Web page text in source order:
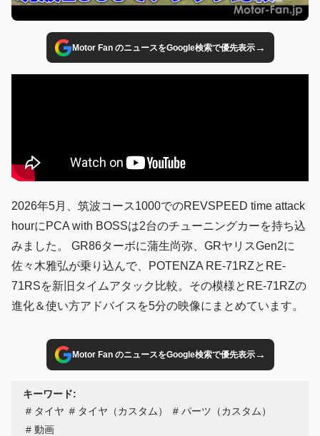
Motor Fan のニュースをGoogle検索で優先表示→
2026年5月、筑波コース1000でのREVSPEED time attack
hourにPCA with BOSSは2台のチューニングカーを持ち込
みました。 GR86ターボに蒲生尚弥、GRヤリスGen2に
佐々木雅弘が乗り込んで、POTENZA RE-71RZとRE-
71RSを新旧タイムアタック比較。その模様とRE-71RZの
進化＆使い方アドバイスを5分の映像にまとめています。
Motor Fan のニュースをGoogle検索で優先表示→
キーワード:
タイヤ
タイヤ（カスタム）
パーツ（カスタム）
動画